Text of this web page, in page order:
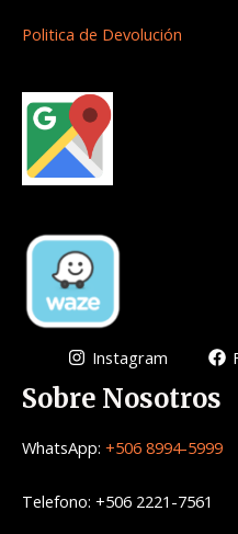
Politica de Devolución
Instagram
Sobre Nosotros
WhatsApp: +506 8994-5999
Telefono: +506 2221-7561